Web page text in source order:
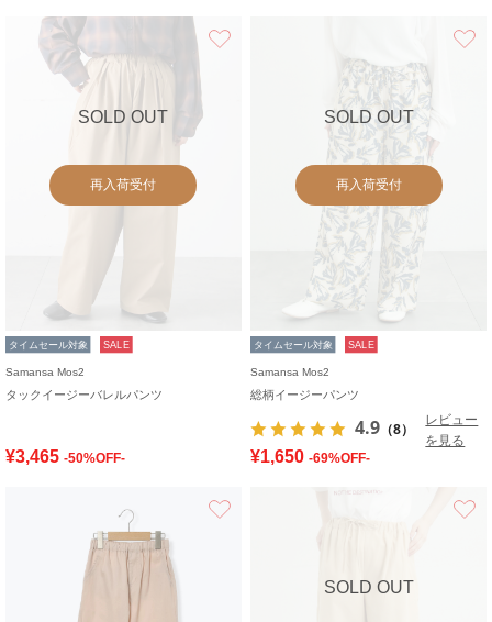
SOLD OUT
再入荷受付
タイムセール対象 SALE
Samansa Mos2
タックイージーバレルパンツ
¥3,465 -50%OFF-
SOLD OUT
再入荷受付
タイムセール対象 SALE
Samansa Mos2
総柄イージーパンツ
4.9 （8）
レビュー
を見る
¥1,650 -69%OFF-
SOLD OUT